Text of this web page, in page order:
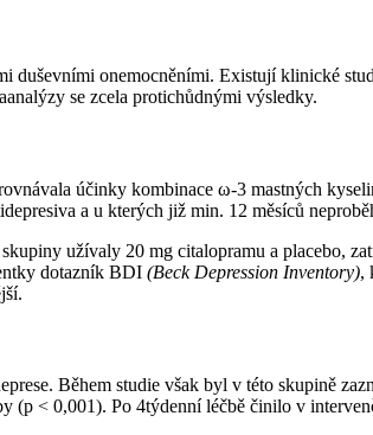
onemocněními. Existují klinické
se zcela protichůdnými výsledky.
účinky kombinace ω-3 mastných
a u kterých již min. 12 měsíců
užívaly 20 mg citalopramu a placebo,
dotazník BDI (Beck Depression Inventory),
Během studie však byl v této skupině
< 0,001). Po 4týdenní léčbě činilo v